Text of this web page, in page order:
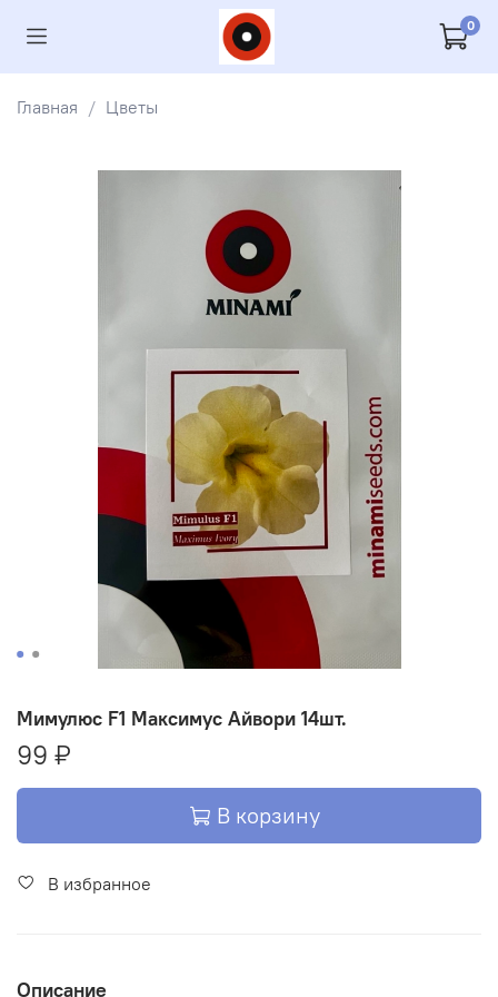
0
Главная Цветы
Мимулюс F1 Максимус Айвори 14шт.
99 ₽
В корзину
В избранное
Описание